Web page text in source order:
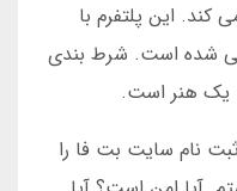
این پلتفرم با
شده است. شرط بندی
یک هنر است.
نام سایت بت فا را